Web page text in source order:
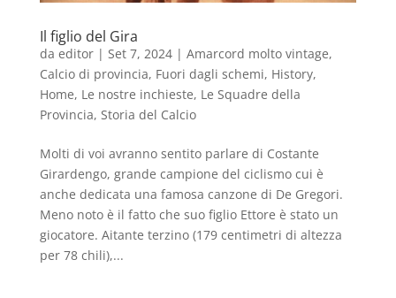
Il figlio del Gira
da editor| Set 7, 2024| Amarcord molto vintage,
Calcio di provincia, Fuori dagli schemi, History,
Home, Le nostre inchieste, Le Squadre della
Provincia, Storia del Calcio
Molti di voi avranno sentito parlare di Costante
Girardengo, grande campione del ciclismo cui è
anche dedicata una famosa canzone di De Gregori.
Meno noto è il fatto che suo figlio Ettore è stato un
giocatore. Aitante terzino (179 centimetri di altezza
per 78 chili),...